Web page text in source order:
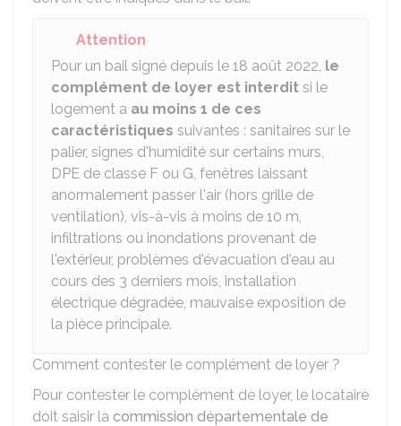
Attention
Pour un bail signé depuis le 18 août 2022, le
complément de loyer est interdit si le
logement a au moins 1 de ces
caractéristiques suivantes : sanitaires sur le
palier, signes d'humidité sur certains murs,
DPE de classe F ou G, fenêtres laissant
anormalement passer l'air (hors grille de
ventilation), vis-à-vis à moins de 10 m,
infiltrations ou inondations provenant de
l'extérieur, problèmes d'évacuation d'eau au
cours des 3 derniers mois, installation
électrique dégradée, mauvaise exposition de
la pièce principale.
Comment contester le complément de loyer ?
Pour contester le complément de loyer, le locataire
doit saisir la commission départementale de